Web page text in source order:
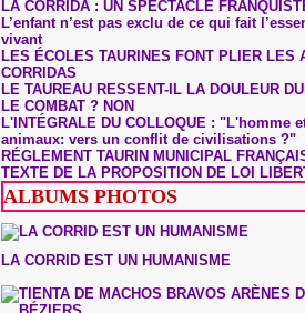
LA CORRIDA : UN SPECTACLE
L’enfant n’est pas exclu de ce qui fait
vivant
LES ÉCOLES TAURINES FONT PLIER LES
CORRIDAS
LE TAUREAU RESSENT-IL LA DOULEUR
LE COMBAT ? NON
L'INTÉGRALE DU COLLOQUE : "L'homme
animaux: vers un conflit de civilisations ?"
RÉGLEMENT TAURIN MUNICIPAL
TEXTE DE LA PROPOSITION DE LOI
ALBUMS PHOTOS
LA CORRID EST UN HUMANISME